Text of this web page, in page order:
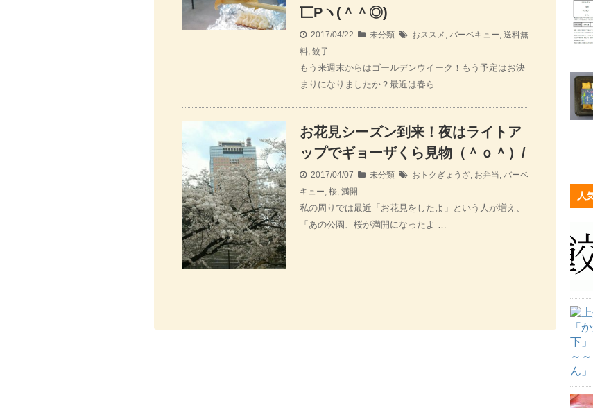
匸Pヽ(＾＾◎)
2017/04/22 未分類 おススメ , バーベキュー, 送料無
料, 餃子
もう来週末からはゴールデンウイーク！もう予定はお決
まりになりましたか？最近は春ら …
お花見シーズン到来！夜はライトア
ップでギョーザくら見物（＾ｏ＾）/
2017/04/07 未分類 おトクぎょうざ, お弁当, バーベ
キュー, 桜, 満開
私の周りでは最近「お花見をしたよ」という人が増え、
「あの公園、桜が満開になったよ …
人